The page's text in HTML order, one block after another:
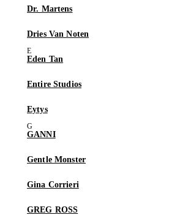
Dr. Martens
Dries Van Noten
Eden Tan
Entire Studios
Eytys
GANNI
Gentle Monster
Gina Corrieri
GREG ROSS